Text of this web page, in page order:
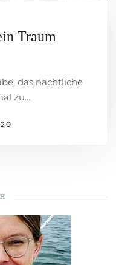
Traum
das nächtliche
zu…